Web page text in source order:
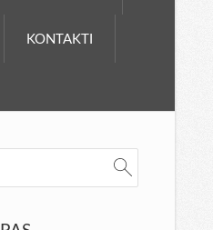
KONTAKTI